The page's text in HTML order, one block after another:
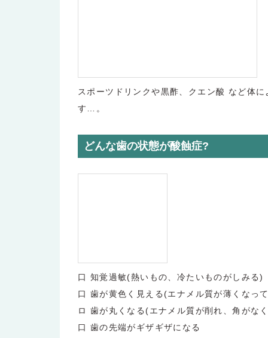
スポーツドリンクや黒酢、クエン酸 など体
す…。
どんな歯の状態が酸蝕症?
口 知覚過敏(熱いもの、冷たいものがしみる)
口 歯が黄色く見える(エナメル質が薄くなっ
ロ 歯が丸くなる(エナメル質が削れ、角がな
口 歯の先端がギザギザになる